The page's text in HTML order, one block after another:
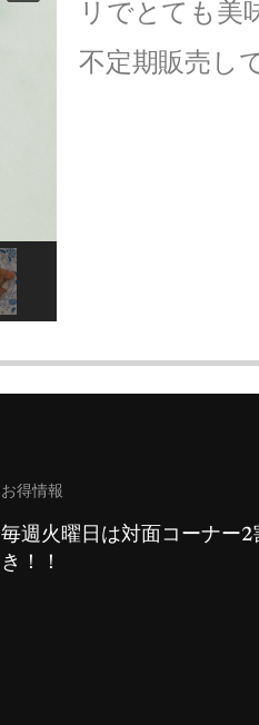
リでとても美
不定期販売し
お得情報
毎週火曜日は対面コーナー2
き！！